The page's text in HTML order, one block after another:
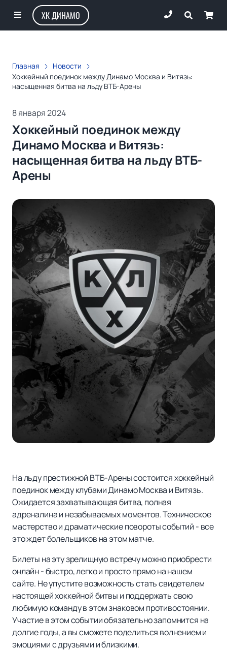
ХК ДИНАМО
Главная
Новости
Хоккейный поединок между Динамо Москва и Витязь:
насыщенная битва на льду ВТБ-Арены
8 января 2024
Хоккейный поединок между
Динамо Москва и Витязь:
насыщенная битва на льду ВТБ-
Арены
На льду престижной ВТБ-Арены состоится хоккейный
поединок между клубами Динамо Москва и Витязь.
Ожидается захватывающая битва, полная
адреналина и незабываемых моментов. Техническое
мастерство и драматические повороты событий - все
это ждет болельщиков на этом матче.
Билеты на эту зрелищную встречу можно приобрести
онлайн - быстро, легко и просто прямо на нашем
сайте. Не упустите возможность стать свидетелем
настоящей хоккейной битвы и поддержать свою
любимую команду в этом знаковом противостоянии.
Участие в этом событии обязательно запомнится на
долгие годы, а вы сможете поделиться волнением и
эмоциями с друзьями и близкими.